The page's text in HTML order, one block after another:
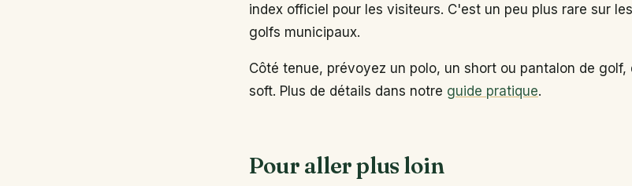
index officiel pour les visiteurs. C'est un peu plus rare sur
golfs municipaux.
Côté tenue, prévoyez un polo, un short ou pantalon de
soft. Plus de détails dans notre guide pratique.
Pour aller plus loin